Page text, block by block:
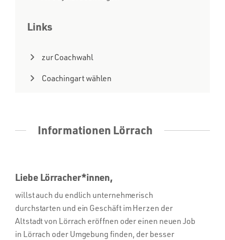
Links
zur Coachwahl
Coachingart wählen
Informationen Lörrach
Liebe Lörracher*innen,
willst auch du endlich unternehmerisch
durchstarten und ein Geschäft im Herzen der
Altstadt von Lörrach eröffnen oder einen neuen Job
in Lörrach oder Umgebung finden, der besser